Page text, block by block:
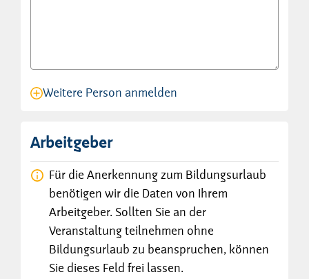
Anmeldung für eine Person angelegt.
Weitere Person anmelden
Arbeitgeber
Für die Anerkennung zum Bildungsurlaub
benötigen wir die Daten von Ihrem
Arbeitgeber. Sollten Sie an der
Veranstaltung teilnehmen ohne
Bildungsurlaub zu beanspruchen, können
Sie dieses Feld frei lassen.